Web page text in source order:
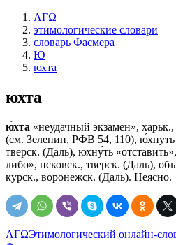
ΛΓΩ
этимологические словари
словарь Фасмера
Ю
юхта
юхта
ю́хта «неудачный экзамен»,
(см. Зеленин, РФВ 54, 110), ю́хнуть
тверск. (Даль), юхну́ть
либо», псковск., тверск. (Даль),
курск., воронежск. (Даль). Неясно.
ΛΓΩЭтимологический онлайн-